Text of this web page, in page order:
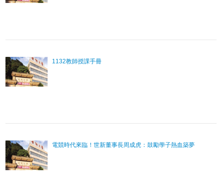
1132教師授課手冊
電競時代來臨！世新董事長周成虎：鼓勵學子熱血築夢